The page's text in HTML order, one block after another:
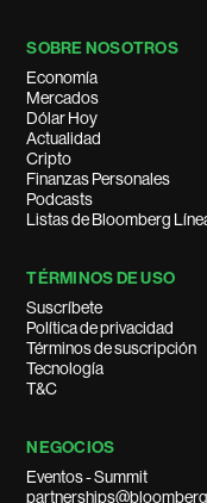
SOBRE NOSOTROS
Economía
Mercados
Dólar Hoy
Actualidad
Cripto
Finanzas Personales
Podcasts
Listas de Bloomberg
TÉRMINOS DE USO
Suscríbete
Política de privacidad
Términos de suscripción
Tecnología
T&C
NEGOCIOS
Eventos - Summit